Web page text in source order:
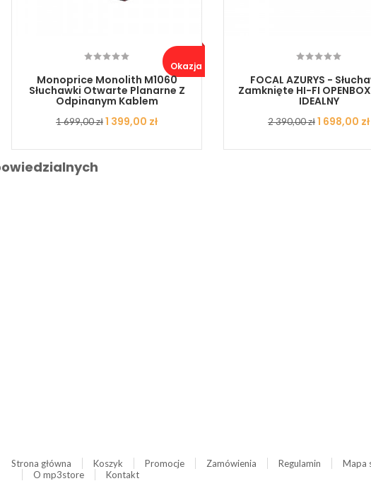
Monoprice Monolith M1060
Słuchawki Otwarte Planarne Z
Odpinanym Kablem
Cena
1 699,00 złCena
1 399,00 zł
Okazja ..
FOCAL AZURYS -
Zamknięte HI-FI
IDEALNY
Cena
2 390,00 złCena
1 698,00 zł
Strona główna Koszyk Promocje Zamówienia Regulamin Mapa
O mp3store
Kontakt